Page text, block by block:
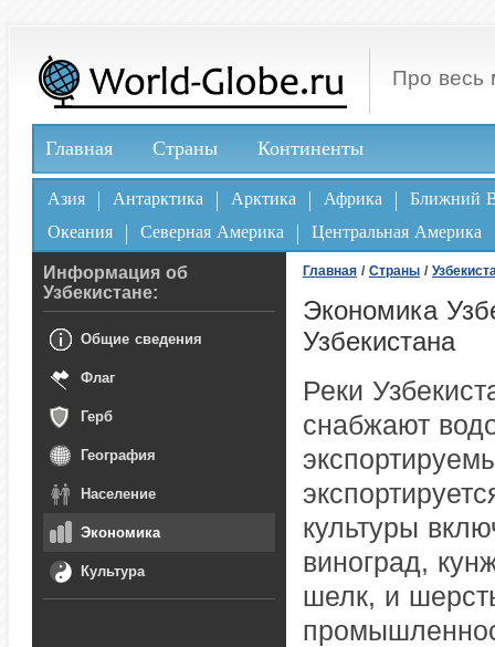
Про весь
Главная Страны Континенты
Азия Антарктика Арктика Африка
Ближний
Океания
Северная Америка Центральная Америка
Главная / Страны /
Экономика
Узбекистана
Реки
снабжают
культуры
виноград,
шелк, и
Информация об
Узбекистане:
Общие сведения
Флаг
Герб
География
Население
Экономика
Культура